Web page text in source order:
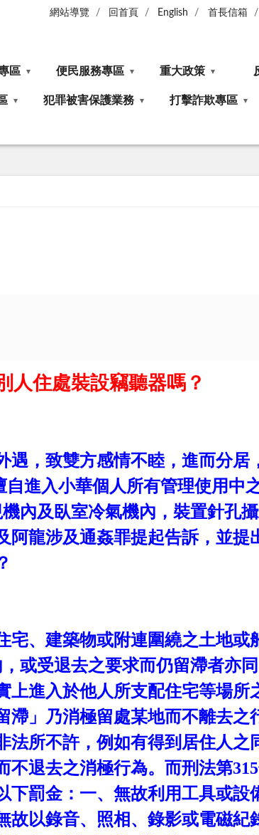
網站導覽 回首頁 English 首長信箱
區 便民服務專區 重大政策
犯罪被害保護業務 打擊詐欺專區
人住處裝設竊聽器嗎？
遇，致雙方感情不睦，進而分居
進入小華個人所有管理使用中
內及臥室冷氣機內，裝置針孔
龍涉及通姦罪提起告訴，並提
宅、建築物或附連圍繞之土地或
或受退去之要求而仍留滯者亦
上進入於他人所支配住宅等場所
滯」乃消極留處某地而不離去之
法所不許，例如有得到居住人之
不退去之消極行為。而刑法第315
下罰金：一、無故利用工具或設
以錄音、照相、錄影或電磁紀